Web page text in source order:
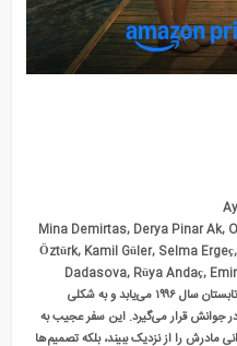
Mina Demirtas, Derya Pinar Ak,
Öztürk, Kamil Güler, Selma
Dadasova, Rüya Andaç,
سلین ۲۱ ساله، ناگهان خود را در تابستان سال ۱۹۹۶ می‌یابد و به شکلی
جوانش قرار می‌گیرد. این سفر عجیب به
مادرش را از نزدیک ببیند، بلکه تصمیم‌ها